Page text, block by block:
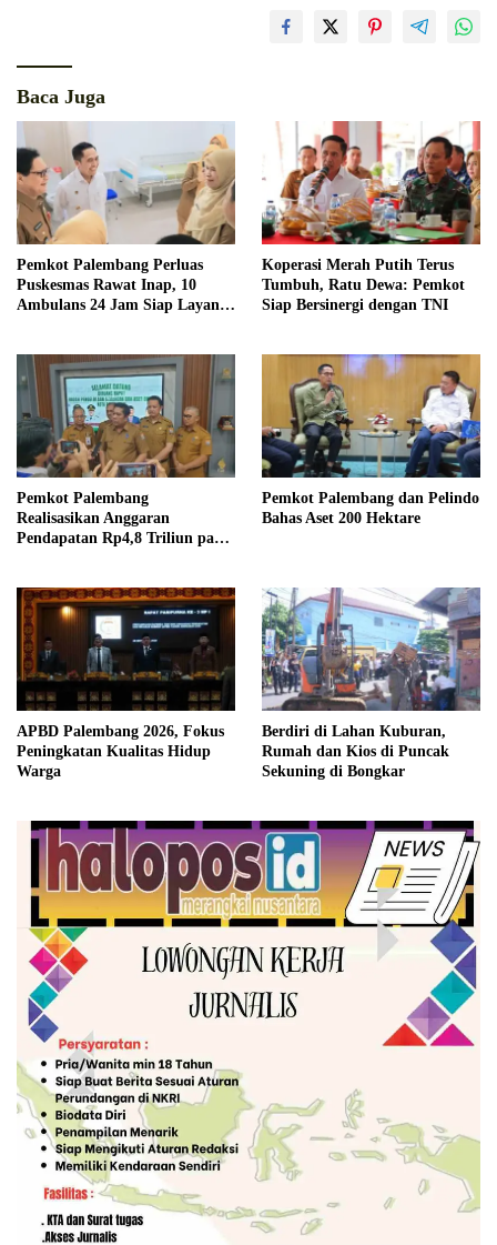
Baca Juga
Pemkot Palembang Perluas
Puskesmas Rawat Inap, 10
Ambulans 24 Jam Siap Layani
Koperasi Merah Putih Terus
Tumbuh, Ratu Dewa: Pemkot
Siap Bersinergi dengan TNI
Pemkot Palembang
Realisasikan Anggaran
Pendapatan Rp4,8 Triliun pada
Pemkot Palembang dan Pelindo
Bahas Aset 200 Hektare
APBD Palembang 2026, Fokus
Peningkatan Kualitas Hidup
Warga
Berdiri di Lahan Kuburan,
Rumah dan Kios di Puncak
Sekuning di Bongkar